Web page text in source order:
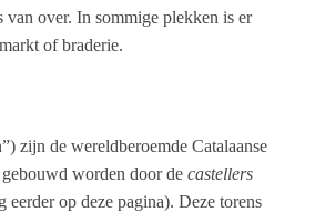
van over. In sommige plekken is er
of braderie.
zijn de wereldberoemde Catalaanse
worden door de castellers
eerder op deze pagina). Deze torens